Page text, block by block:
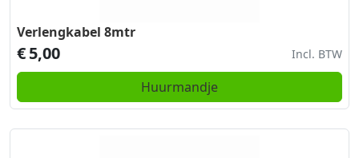
Verlengkabel 8mtr
€5,00 Incl. BTW
Huurmandje